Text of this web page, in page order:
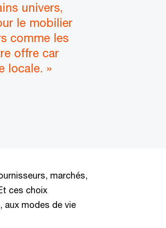
univers,
le mobilier
comme les
offre car
locale. »
marchés,
ces choix
aux modes de vie